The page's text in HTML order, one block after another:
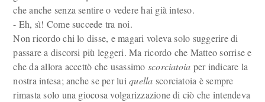
che anche senza sentire o vedere hai già inteso.
- Eh, sì! Come succede tra noi.
Non ricordo chi lo disse, e magari voleva solo suggerire di
passare a discorsi più leggeri. Ma ricordo che Matteo sorrise e
che da allora accettò che usassimo scorciatoia per indicare la
nostra intesa; anche se per luiquella scorciatoia è sempre
rimasta solo una giocosa volgarizzazione di ciò che intendeva